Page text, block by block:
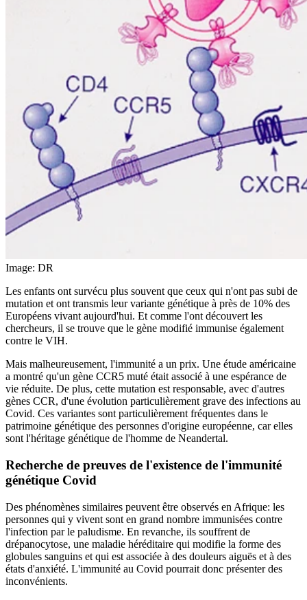
Image: DR
Les enfants ont survécu plus souvent que ceux qui n'ont pas subi de
mutation et ont transmis leur variante génétique à près de 10% des
Européens vivant aujourd'hui. Et comme l'ont découvert les
chercheurs, il se trouve que le gène modifié immunise également
contre le VIH.
Mais malheureusement, l'immunité a un prix. Une étude américaine
a montré qu'un gène CCR5 muté était associé à une espérance de
vie réduite. De plus, cette mutation est responsable, avec d'autres
gènes CCR, d'une évolution particulièrement grave des infections au
Covid. Ces variantes sont particulièrement fréquentes dans le
patrimoine génétique des personnes d'origine européenne, car elles
sont l'héritage génétique de l'homme de Neandertal.
Recherche de preuves de l'existence de l'immunité
génétique Covid
Des phénomènes similaires peuvent être observés en Afrique: les
personnes qui y vivent sont en grand nombre immunisées contre
l'infection par le paludisme. En revanche, ils souffrent de
drépanocytose, une maladie héréditaire qui modifie la forme des
globules sanguins et qui est associée à des douleurs aiguës et à des
états d'anxiété. L'immunité au Covid pourrait donc présenter des
inconvénients.